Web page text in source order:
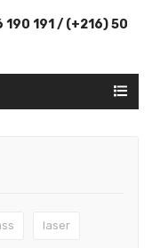
191 / (+216) 50
laser